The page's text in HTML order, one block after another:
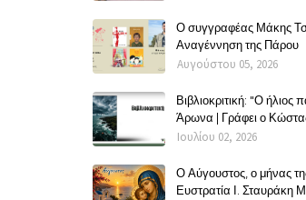
Ο συγγραφέας Μάκης
Αναγέννηση της Πάρου
Αυγούστου 05, 2026
Βιβλιοκριτική: "Ο
Άρωνα | Γράφει ο
Ιουλίου 02, 2026
Ο Αύγουστος, ο μήνας
Ευστρατία Ι. Σταυράκη